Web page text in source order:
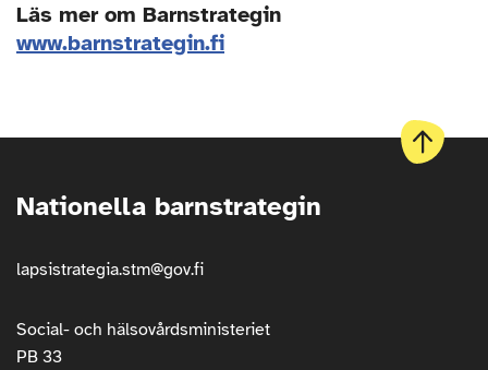
Läs mer om Barnstrategin
www.barnstrategin.fi
Nationella barnstrategin
lapsistrategia.stm@gov.fi
Social- och hälsovårdsministeriet
PB 33
Till